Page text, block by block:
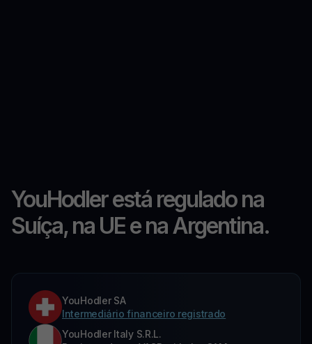
YouHodler está regulado na
Suíça, na UE e na Argentina.
YouHodler SA
Intermediário financeiro registrado
YouHodler Italy S.R.L.